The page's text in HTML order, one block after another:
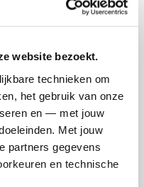
website bezoekt.
technieken om
het gebruik van onze
en — met jouw
Met jouw
partners gegevens
en technische
transactiekosten